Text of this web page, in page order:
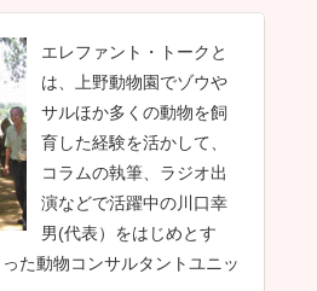
エレファント・トークと
は、上野動物園でゾウや
サルほか多くの動物を飼
育した経験を活かして、
コラムの執筆、ラジオ出
演などで活躍中の川口幸
男(代表）をはじめとす
た動物コンサルタントユニッ